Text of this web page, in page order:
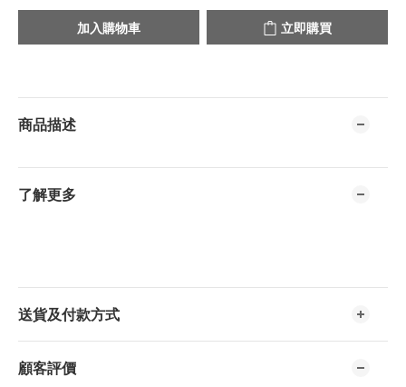
加入購物車 立即購買
商品描述
了解更多
送貨及付款方式
顧客評價